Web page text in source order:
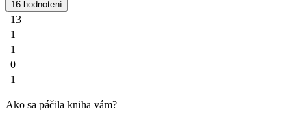
16 hodnotení
13
1
1
0
1
Ako sa páčila kniha vám?